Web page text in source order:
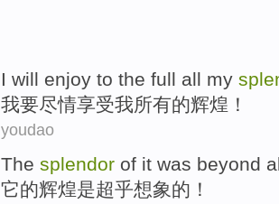
I will enjoy to the full all my
我要尽情享受我所有的辉煌 ！
youdao
The splendor of it was beyond
它的辉煌是超乎想象的 ！